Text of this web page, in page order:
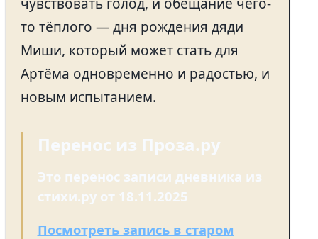
то тёплого — дня рождения дяди
Миши, который может стать для
Артёма одновременно и радостью, и
новым испытанием.
Перенос из Проза.ру
Это перенос записи дневника из
стихи.ру от 18.11.2025
Посмотреть запись в старом